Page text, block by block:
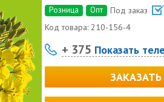
Розница Опт
Под заказ
Код товара: 210-156-4
+ 375 Показать
ЗАКАЗАТЬ